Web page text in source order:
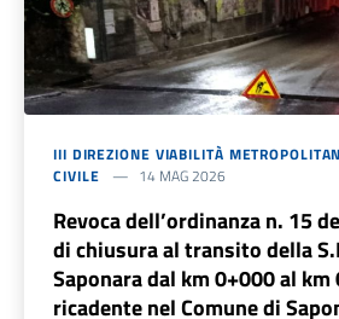
III DIREZIONE VIABILITÀ
CIVILE
14 MAG 2026
Revoca dell’ordinanza n. 15
di chiusura al transito della
Saponara dal km 0+000 al km
ricadente nel Comune di